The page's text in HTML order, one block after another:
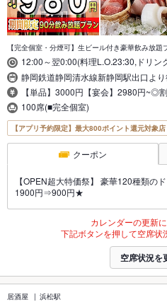
【完全個室・分煙可】生ビール付き豪華飲み放
12:00～翌0:00(料理L.O.23:30,ドリン
静岡鉄道静岡清水線新静岡駅出口よ
【単品】3000円【宴会】2980円~◎
100席(■完全個室)
【アプリ予約限定】最大800ポイント還元対象店
クーポン
【OPEN超大特価祭】 豪華120種類の
1900円⇒900円★
カレンダーの更新
下記ボタンを押して空席状
空席状況を
居酒屋 浜松駅